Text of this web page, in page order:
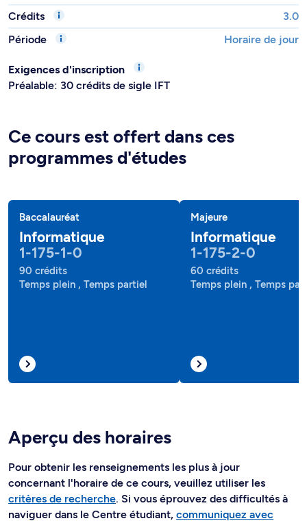
Crédits
3.0
Période
Horaire de jour
Exigences d'inscription
Préalable: 30 crédits de sigle IFT
Ce cours est offert dans ces
programmes d'études
Baccalauréat
Informatique
1-175-1-0
90 crédits
Temps plein , Temps partiel
Majeure
Informatique
1-175-2-0
60 crédits
Temps plein , Temps
Aperçu des horaires
Pour obtenir les renseignements les plus à jour
concernant l'horaire de ce cours, veuillez utiliser les
critères de recherche. Si vous éprouvez des difficultés à
naviguer dans le Centre étudiant, communiquez avec